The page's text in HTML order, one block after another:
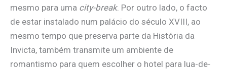
mesmo para uma city-break. Por outro lado, o facto
de estar instalado num palácio do século XVIII, ao
mesmo tempo que preserva parte da História da
Invicta, também transmite um ambiente de
romantismo para quem escolher o hotel para lua-de-